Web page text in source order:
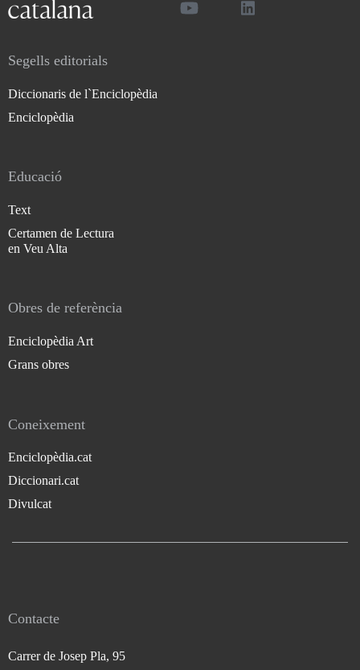
Segells editorials
Diccionaris de l`Enciclopèdia
Enciclopèdia
Educació
Text
Certamen de Lectura
en Veu Alta
Obres de referència
Enciclopèdia Art
Grans obres
Coneixement
Enciclopèdia.cat
Diccionari.cat
Divulcat
Contacte
Carrer de Josep Pla, 95